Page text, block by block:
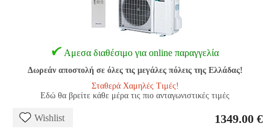
Αμεσα διαθέσιμο για online παραγγελία
Δωρεάν αποστολή σε όλες τις μεγάλες πόλεις της Ελλάδας!
Σταθερά Χαμηλές Τιμές!
Εδώ θα βρείτε κάθε μέρα τις πιο ανταγωνιστικές τιμές
Wishlist 1349.00 €